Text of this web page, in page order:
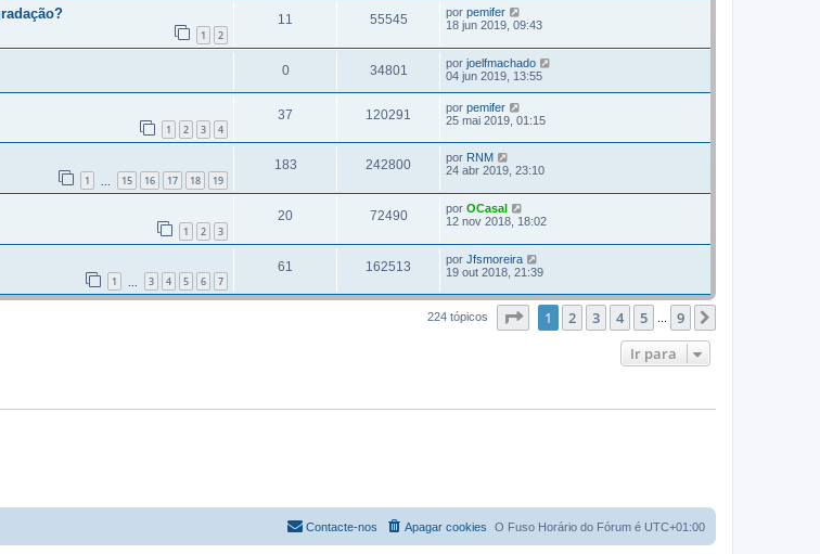
1 2
11 55545 por pemifer
18 jun 2019, 09:43
0 34801 por joelfmachado
04 jun 2019, 13:55
1 2 3 4
37 120291 por pemifer
25 mai 2019, 01:15
1 15 16 17 18 19
183 242800 por RNM
24 abr 2019, 23:10
1 2 3
20 72490 por OCasal
12 nov 2018, 18:02
1 3 4 5 6 7
61 162513 por Jfsmoreira
19 out 2018, 21:39
224 tópicos Página1 de
1 2 3 4 5 9
Ir para
O Fuso Horário do Fórum é UTC+01:00
Apagar cookies
Contacte-nos